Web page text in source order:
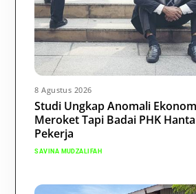
8 Agustus 2026
Studi Ungkap Anomali
Meroket Tapi Badai PHK
Pekerja
SAVINA MUDZALIFAH